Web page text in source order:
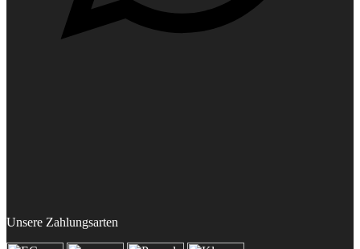
Unsere Zahlungsarten